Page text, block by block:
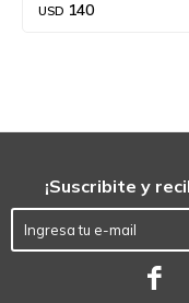
USD 140
¡Suscribite y
